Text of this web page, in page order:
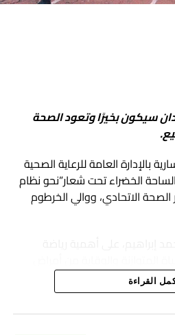
سيكون بخيرًا وتعود الصحة
بالإدارة العامة للرعاية الصحية
الخضراء تحت شعار”نحو نظام
الاتحادي، ووالي الخرطوم
و غيرها، مشيرًا إلى أنّ
طبيعتها.
القراءة